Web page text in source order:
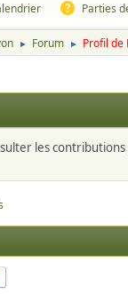
Parties
► Forum ► Profil de
les